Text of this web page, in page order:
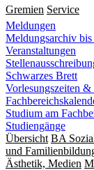
Gremien Service
Meldungen
Meldungsarchiv
Veranstaltungen
Schwarzes Brett
Vorlesungszeiten &
Studium am
Studiengänge
Übersicht BA
und
Ästhetik, Medien